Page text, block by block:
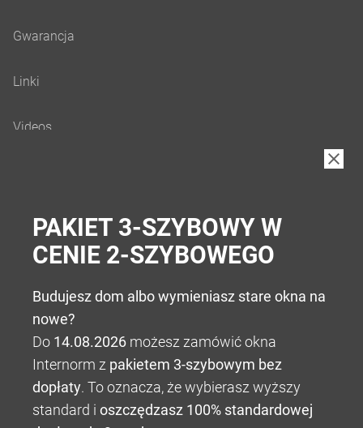
PAKIET 3-SZYBOWY W
CENIE 2-SZYBOWEGO
Budujesz dom albo wymieniasz stare okna na
nowe?
Do 14.08.2026 możesz zamówić okna
Internorm z pakietem 3-szybowym bez
dopłaty. To oznacza, że wybierasz wyższy
standard i oszczędzasz 100% standardowej